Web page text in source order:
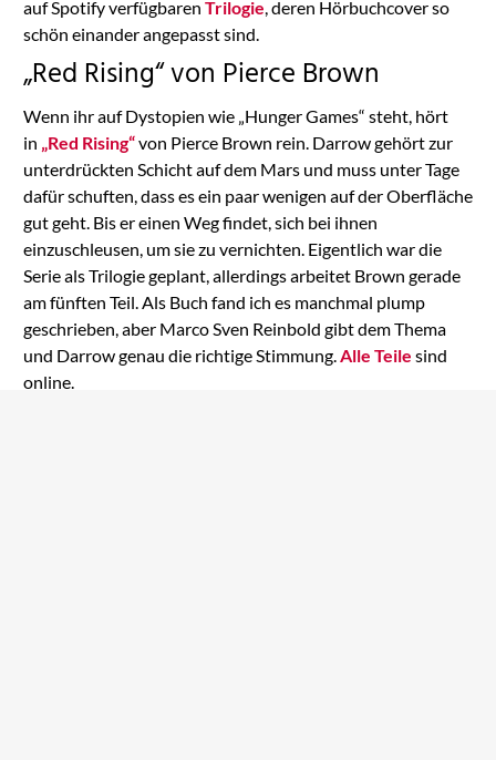
auf Spotify verfügbaren Trilogie, deren Hörbuchcover so
schön einander angepasst sind.
„Red Rising“ von Pierce Brown
Wenn ihr auf Dystopien wie „Hunger Games“ steht, hört
in „Red Rising“von Pierce Brown rein. Darrow gehört zur
unterdrückten Schicht auf dem Mars und muss unter Tage
dafür schuften, dass es ein paar wenigen auf der Oberfläche
gut geht. Bis er einen Weg findet, sich bei ihnen
einzuschleusen, um sie zu vernichten. Eigentlich war die
Serie als Trilogie geplant, allerdings arbeitet Brown gerade
am fünften Teil. Als Buch fand ich es manchmal plump
geschrieben, aber Marco Sven Reinbold gibt dem Thema
und Darrow genau die richtige Stimmung.Alle Teile sind
online.